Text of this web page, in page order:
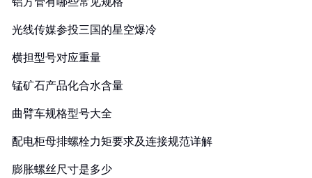
光线传媒参投三国的星空爆冷
横担型号对应重量
锰矿石产品化合水含量
曲臂车规格型号大全
配电柜母排螺栓力矩要求及连接规范详解
膨胀螺丝尺寸是多少